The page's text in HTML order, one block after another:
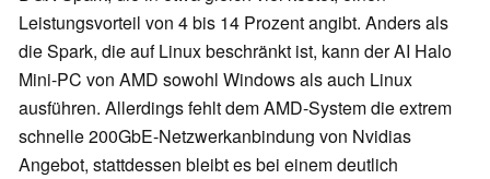
Leistungsvorteil von 4 bis 14 Prozent angibt. Anders als
die Spark, die auf Linux beschränkt ist, kann der AI Halo
Mini-PC von AMD sowohl Windows als auch Linux
ausführen. Allerdings fehlt dem AMD-System die extrem
schnelle 200GbE-Netzwerkanbindung von Nvidias
Angebot, stattdessen bleibt es bei einem deutlich